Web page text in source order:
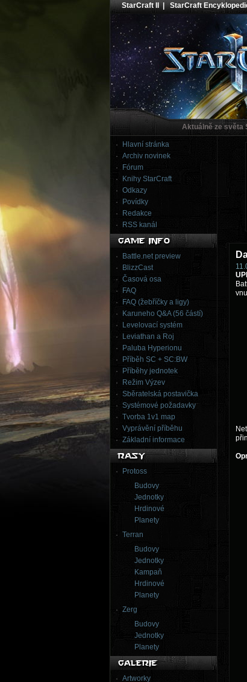
StarCraft II |StarCraft
Aktuálně ze světa
Hlavní stránka
Archiv novinek
Fórum
Knihy StarCraft
Odkazy
Povídky
Redakce
RSS kanál
Battle.net preview
BlizzCast
Časová osa
FAQ
FAQ (žebříčky a ligy)
Karuneho Q&A (56 částí)
Levelovací systém
Leviathan a Roj
Paluba Hyperionu
Příběh SC + SC:BW
Příběhy jednotek
Režim Výzev
Sběratelská postavička
Systémové požadavky
Tvorba 1v1 map
Vyprávění příběhu
Základní informace
Protoss
Budovy
Jednotky
Hrdinové
Planety
Terran
Budovy
Jednotky
Kampaň
Hrdinové
Planety
Zerg
Budovy
Jednotky
Planety
Artworky